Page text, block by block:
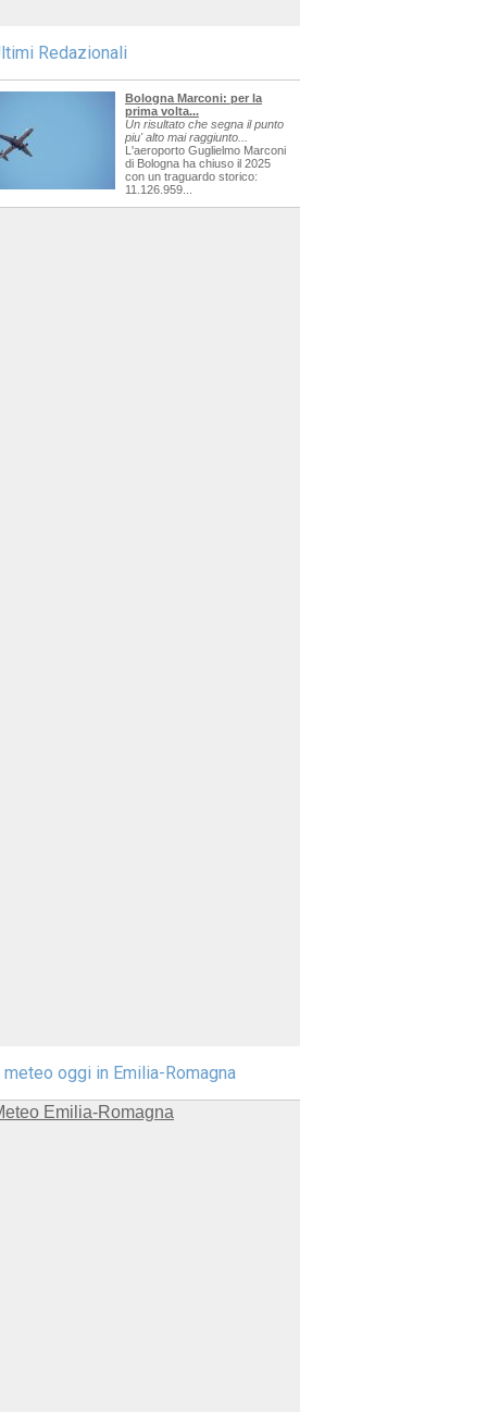
Redazionali
Bologna Marconi: per la
prima volta...
Un risultato che segna il punto
piu' alto mai raggiunto...
L'aeroporto Guglielmo Marconi
di Bologna ha chiuso il 2025
con un traguardo storico:
11.126.959...
meteo oggi in Emilia-Romagna